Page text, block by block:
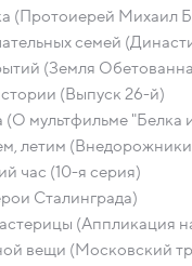
(Протоиерей Михаил
семей
(Земля
(Выпуск 26-й)
(О мультфильме "Белка
летим
час (10-я серия)
Сталинграда)
(Аппликация
вещи (Московский